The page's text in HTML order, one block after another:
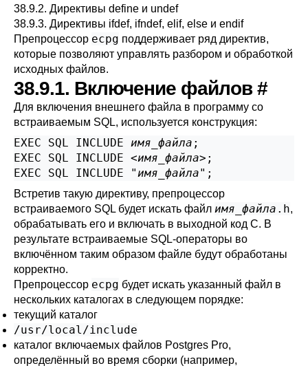
38.9.2. Директивы define и undef
38.9.3. Директивы ifdef, ifndef, elif, else и endif
Препроцессор ecpg поддерживает ряд директив,
которые позволяют управлять разбором и обработкой
исходных файлов.
38.9.1. Включение файлов #
Для включения внешнего файла в программу со
встраиваемым SQL, используется конструкция:
EXEC SQL INCLUDE имя_файла ;
EXEC SQL INCLUDE <имя_файла>;
EXEC SQL INCLUDE "имя_файла";
Встретив такую директиву, препроцессор
встраиваемого SQL будет искать файл имя_файла .h,
обрабатывать его и включать в выходной код C. В
результате встраиваемые SQL-операторы во
включённом таким образом файле будут обработаны
корректно.
Препроцессор ecpg будет искать указанный файл в
нескольких каталогах в следующем порядке:
текущий каталог
/usr/local/include
каталог включаемых файлов Postgres Pro,
определённый во время сборки (например,